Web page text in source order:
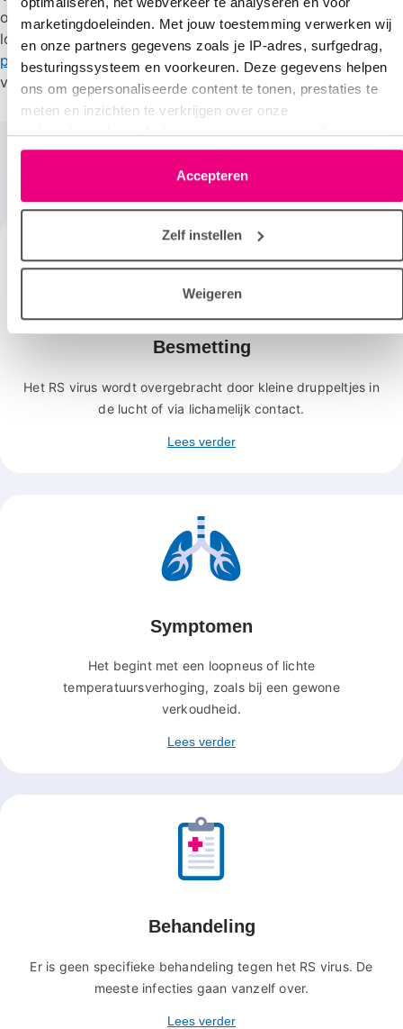
marketingdoeleinden. Met jouw toestemming verwerken wij
en onze partners gegevens zoals je IP-adres, surfgedrag,
besturingssysteem en voorkeuren. Deze gegevens helpen
ons om gepersonaliseerde content te tonen, prestaties te
meten en inzichten te verkrijgen over onze
websitebezoekers. Je kunt je toestemming op elk moment
wijzigen of intrekken via het cookie-icoontje linksonder elke
pagina. De lijst met partners is te vinden in het tabblad
“details”.
Accepteren
Zelf instellen
Weigeren
onder andere webinars, wetenschappelijke artikelen en
lotgenotencontact, kun je terecht bij hetRSV
patiëntennetwerk. Het RSV patiëntennetwerk zet ook
vragenlijsten uit via de website.
Meer over het RS virus
Besmetting
Het RS virus wordt overgebracht door kleine druppeltjes in
de lucht of via lichamelijk contact.
Lees verder
Symptomen
Het begint met een loopneus of lichte
temperatuursverhoging, zoals bij een gewone
verkoudheid.
Lees verder
Behandeling
Er is geen specifieke behandeling tegen het RS virus. De
meeste infecties gaan vanzelf over.
Lees verder